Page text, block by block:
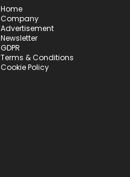
Home
Company
Advertisement
Newsletter
GDPR
Terms & Conditions
Cookie Policy